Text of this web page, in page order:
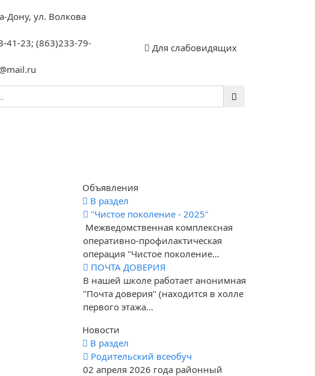
Дону, ул. Волкова
41-23; (863)233-79-
Для слабовидящих
Объявления
В раздел
"Чистое поколение - 2025"
Межведомственная комплексная
оперативно-профилактическая
операция "Чистое поколение...
ПОЧТА ДОВЕРИЯ
В нашей школе работает анонимная
"Почта доверия" (находится в холле
первого этажа...
Новости
В раздел
Родительский всеобуч
02 апреля 2026 года районный